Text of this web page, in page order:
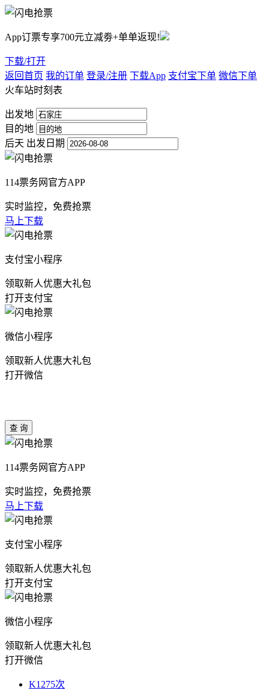
App订票专享700元立减劵+单单返现!
下载/打开
返回首页 我的订单 登录/注册 下载App 支付宝下单 微信下单
火车站时刻表
出发地
目的地
后天 出发日期
114票务网官方APP
实时监控，免费抢票
马上下载
支付宝小程序
领取新人优惠大礼包
打开支付宝
微信小程序
领取新人优惠大礼包
打开微信
114票务网官方APP
实时监控，免费抢票
马上下载
支付宝小程序
领取新人优惠大礼包
打开支付宝
微信小程序
领取新人优惠大礼包
打开微信
K1275次